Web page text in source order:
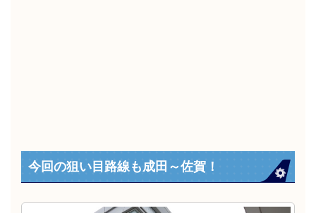
今回の狙い目路線も成田～佐賀！